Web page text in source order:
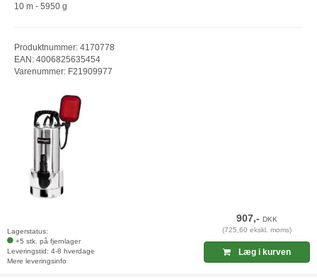
10 m - 5950 g
Produktnummer: 4170778
EAN: 4006825635454
Varenummer: F21909977
Lagerstatus:
+5 stk. på fjernlager
Leveringstid: 4-8 hverdage
Mere leveringsinfo
907,-DKK
(725,60 ekskl. moms)
Læg i kurven